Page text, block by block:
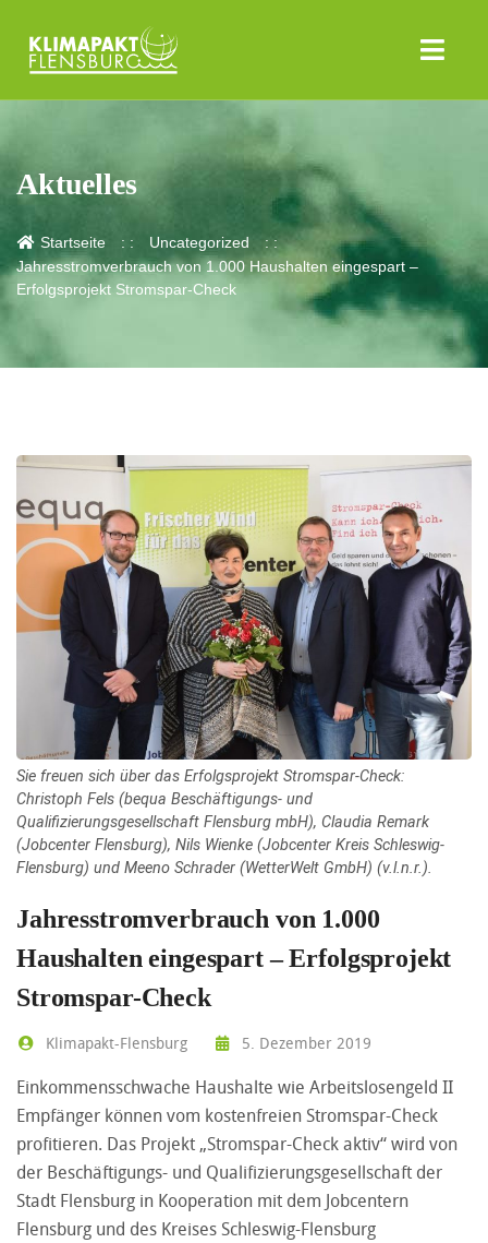
Aktuelles
Startseite
Uncategorized
Jahresstromverbrauch von 1.000 Haushalten eingespart –
Erfolgsprojekt Stromspar-Check
Sie freuen sich über das Erfolgsprojekt Stromspar-Check:
Christoph Fels (bequa Beschäftigungs- und
Qualifizierungsgesellschaft Flensburg mbH), Claudia Remark
(Jobcenter Flensburg), Nils Wienke (Jobcenter Kreis Schleswig-
Flensburg) und Meeno Schrader (WetterWelt GmbH) (v.l.n.r.).
Jahresstromverbrauch von 1.000
Haushalten eingespart – Erfolgsprojekt
Stromspar-Check
Klimapakt-Flensburg 5. Dezember 2019
Einkommensschwache Haushalte wie Arbeitslosengeld II
Empfänger können vom kostenfreien Stromspar-Check
profitieren. Das Projekt „Stromspar-Check aktiv“ wird von
der Beschäftigungs- und Qualifizierungsgesellschaft der
Stadt Flensburg in Kooperation mit dem Jobcentern
Flensburg und des Kreises Schleswig-Flensburg